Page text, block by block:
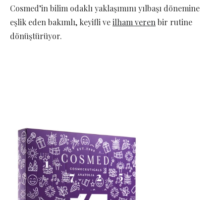
Cosmed’in bilim odaklı yaklaşımını yılbaşı dönemine
eşlik eden bakımlı, keyifli veilham veren bir rutine
dönüştürüyor.